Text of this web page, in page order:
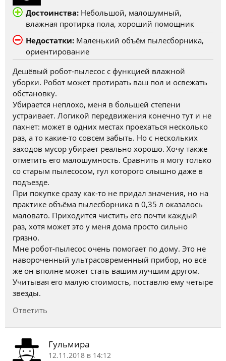
Достоинства: Небольшой, малошумный,
влажная протирка пола, хороший помощник
Недостатки: Маленький объём пылесборника,
ориентирование
Дешёвый робот-пылесос с функцией влажной
уборки. Робот может протирать ваш пол и освежать
обстановку.
Убирается неплохо, меня в большей степени
устраивает. Логикой передвижения конечно тут и не
пахнет: может в одних местах проехаться несколько
раз, а то какие-то совсем забыть. Но с нескольких
заходов мусор убирает реально хорошо. Хочу также
отметить его малошумность. Сравнить я могу только
со старым пылесосом, гул которого слышно даже в
подъезде.
При покупке сразу как-то не придал значения, но на
практике объёма пылесборника в 0,35 л оказалось
маловато. Приходится чистить его почти каждый
раз, хотя может это у меня дома просто сильно
грязно.
Мне робот-пылесос очень помогает по дому. Это не
навороченный ультрасовременный прибор, но всё
же он вполне может стать вашим лучшим другом.
Учитывая его малую стоимость, поставлю ему четыре
звезды.
Ответить
Гульмира
12.11.2018 в 14:12